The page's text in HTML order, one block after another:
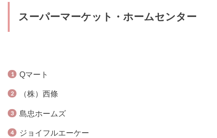
スーパーマーケット・ホームセンター
Qマート
（株）西條
島忠ホームズ
ジョイフルエーケー